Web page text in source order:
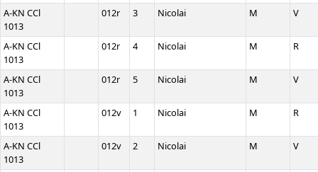
A-KN CCl
1013
012r 3 Nicolai M V
A-KN CCl
1013
012r 4 Nicolai M R
A-KN CCl
1013
012r 5 Nicolai M V
A-KN CCl
1013
012v 1 Nicolai M R
A-KN CCl
1013
012v 2 Nicolai M V